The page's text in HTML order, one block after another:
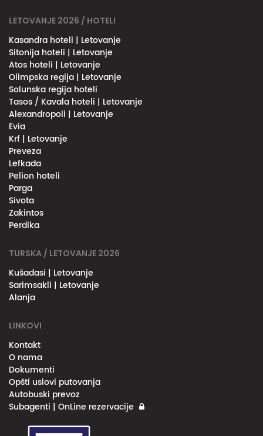
LETOVANJE 2026 / HOTELI
Kasandra hoteli | Letovanje
Sitonija hoteli | Letovanje
Atos hoteli | Letovanje
Olimpska regija | Letovanje
Solunska regija hoteli
Tasos / Kavala hoteli | Letovanje
Alexandropoli | Letovanje
Evia
Krf | Letovanje
Preveza
Lefkada
Pelion hoteli
Parga
Sivota
Zakintos
Perdika
TURSKA / LETOVANJE 2026
Kušadasi | Letovanje
Sarimsakli | Letovanje
Alanja
LINKOVI
Kontakt
O nama
Dokumenti
Opšti uslovi putovanja
Autobuski prevoz
Subagenti | OnLine rezervacije